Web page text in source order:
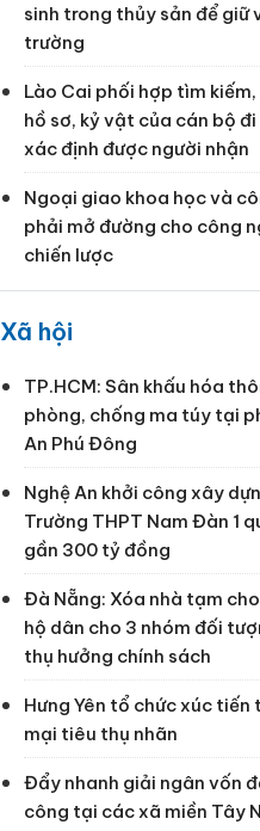
sinh trong thủy sản để giữ
trường
Lào Cai phối hợp tìm
hồ sơ, kỷ vật của cán bộ đi
xác định được người nhận
Ngoại giao khoa học và
phải mở đường cho công
chiến lược
Xã hội
TP.HCM: Sân khấu hóa
phòng, chống ma túy tại
An Phú Đông
Nghệ An khởi công xây
Trường THPT Nam Đàn 1
gần 300 tỷ đồng
Đà Nẵng: Xóa nhà tạm
hộ dân cho 3 nhóm đối
thụ hưởng chính sách
Hưng Yên tổ chức xúc tiến
mại tiêu thụ nhãn
Đẩy nhanh giải ngân vốn
công tại các xã miền Tây